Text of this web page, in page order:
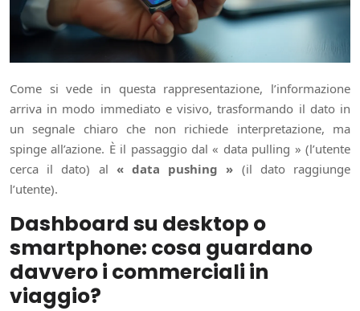
Come si vede in questa rappresentazione, l’informazione
arriva in modo immediato e visivo, trasformando il dato in
un segnale chiaro che non richiede interpretazione, ma
spinge all’azione. È il passaggio dal « data pulling » (l’utente
cerca il dato) al « data pushing » (il dato raggiunge
l’utente).
Dashboard su desktop o
smartphone: cosa guardano
davvero i commerciali in
viaggio?